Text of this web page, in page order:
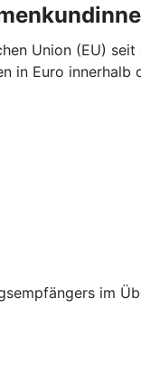
Union (EU)
Euro
im